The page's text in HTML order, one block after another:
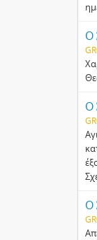
Ο
Ο
Ο